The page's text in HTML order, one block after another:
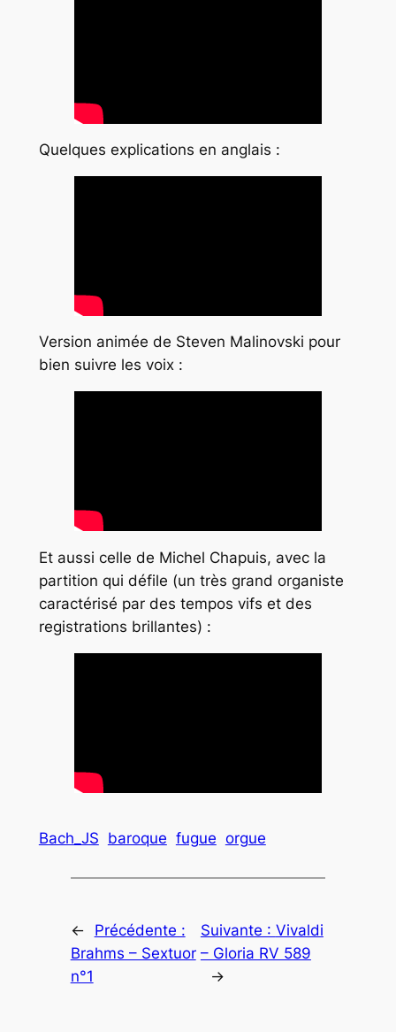
Quelques explications en anglais :
Version animée de Steven Malinovski pour
bien suivre les voix :
Et aussi celle de Michel Chapuis, avec la
partition qui défile (un très grand organiste
caractérisé par des tempos vifs et des
registrations brillantes) :
Bach_JS baroque fugue orgue
←
Précédente :
Brahms – Sextuor
n°1
Suivante : Vivaldi
– Gloria RV 589
→